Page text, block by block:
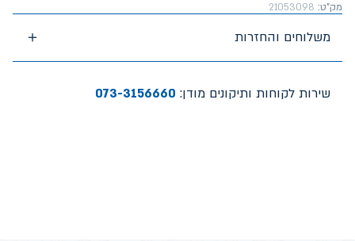
מק"ט: 21053098
משלוחים והחזרות
שירות לקוחות ותיקונים מודן: 073-3156660